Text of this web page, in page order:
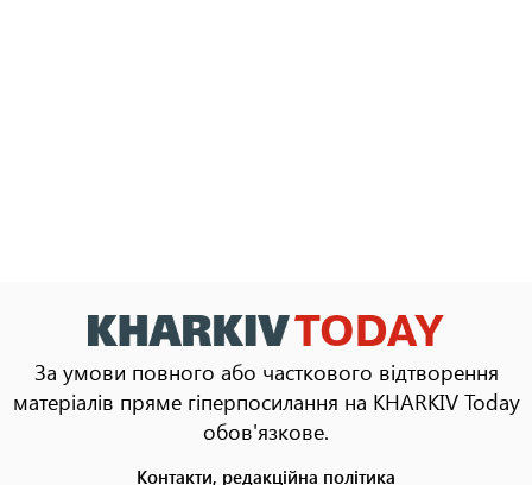
За умови повного або часткового відтворення
матеріалів пряме гіперпосилання на KHARKIV Today
обов'язкове.
Контакти, редакційна політика